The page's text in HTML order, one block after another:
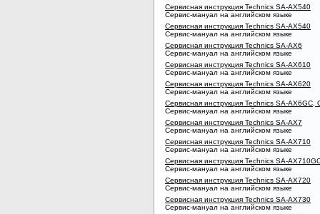
Сервисная инструкция Technics SA-AX540
Сервис-мануал на английском языке
Сервисная инструкция Technics SA-AX540
Сервис-мануал на английском языке
Сервисная инструкция Technics SA-AX6
Сервис-мануал на английском языке
Сервисная инструкция Technics SA-AX610
Сервис-мануал на английском языке
Сервисная инструкция Technics SA-AX620
Сервис-мануал на английском языке
Сервисная инструкция Technics SA-AX6GC,
Сервис-мануал на английском языке
Сервисная инструкция Technics SA-AX7
Сервис-мануал на английском языке
Сервисная инструкция Technics SA-AX710
Сервис-мануал на английском языке
Сервисная инструкция Technics SA-
Сервис-мануал на английском языке
Сервисная инструкция Technics SA-AX720
Сервис-мануал на английском языке
Сервисная инструкция Technics SA-AX730
Сервис-мануал на английском языке